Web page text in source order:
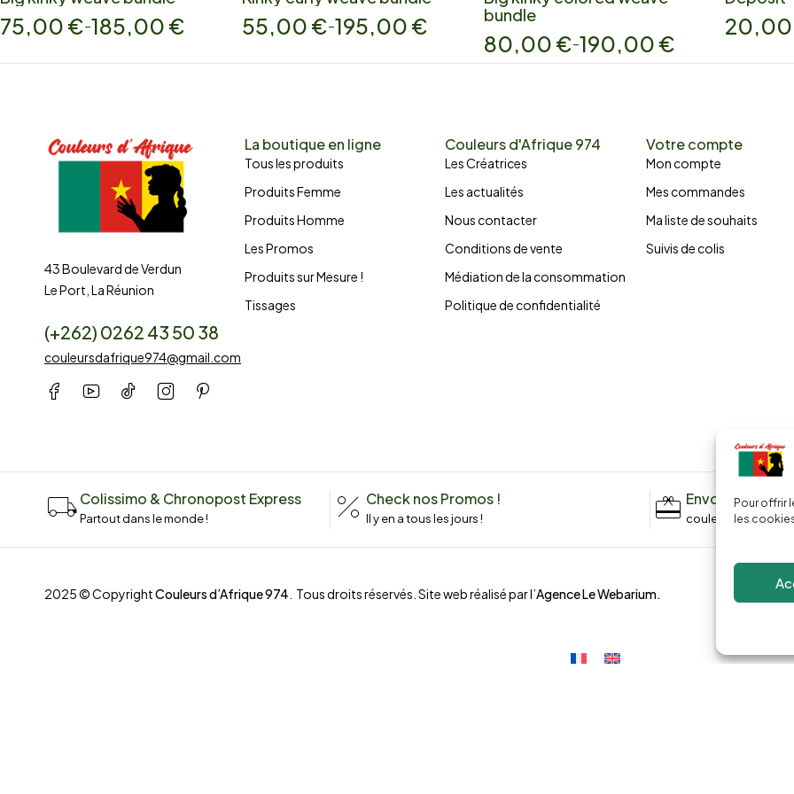
Pour offrir
les
75,00 €–185,00 € 55,00 €–195,00 €
bundle
80,00 €–190,00 €
43 Boulevard de Verdun
Le Port, La Réunion
(+262) 0262 43 50 38
couleursdafrique974@gmail.com
La boutique en ligne
Tous les produits
Produits Femme
Produits Homme
Les Promos
Produits sur Mesure !
Tissages
Couleurs d'Afrique 974
Les Créatrices
Les actualités
Nous contacter
Conditions de vente
Médiation de la consommation
Politique de confidentialité
Votre compte
Mon compte
Mes commandes
Ma liste de souhaits
Suivis de colis
Colissimo & Chronopost Express
Partout dans le monde !
Check nos Promos !
Il y en a tous les jours !
Envoyez un
2025 © CopyrightCouleurs d’Afrique 974 . Tous droits réservés. Site web réalisé par l’Agence Le Webarium.